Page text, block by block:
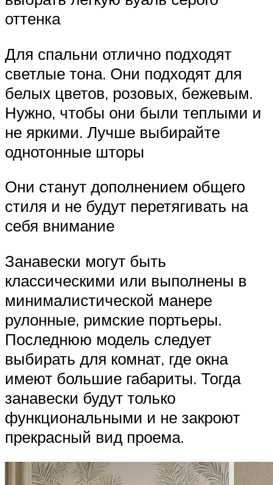
оттенка
Для спальни отлично подходят
светлые тона. Они подходят для
белых цветов, розовых, бежевым.
Нужно, чтобы они были теплыми и
не яркими. Лучше выбирайте
однотонные шторы
Они станут дополнением общего
стиля и не будут перетягивать на
себя внимание
Занавески могут быть
классическими или выполнены в
минималистической манере
рулонные, римские портьеры.
Последнюю модель следует
выбирать для комнат, где окна
имеют большие габариты. Тогда
занавески будут только
функциональными и не закроют
прекрасный вид проема.